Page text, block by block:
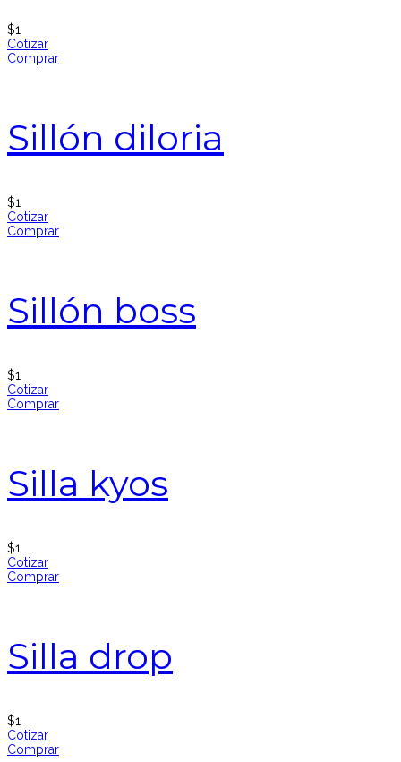
$1
Cotizar
Comprar
Sillón diloria
$1
Cotizar
Comprar
Sillón boss
$1
Cotizar
Comprar
Silla kyos
$1
Cotizar
Comprar
Silla drop
$1
Cotizar
Comprar